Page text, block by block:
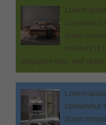
Lorem
consetetur
diam
invidunt ut
aliquyam erat, sed diam
Lorem
consetetur
diam